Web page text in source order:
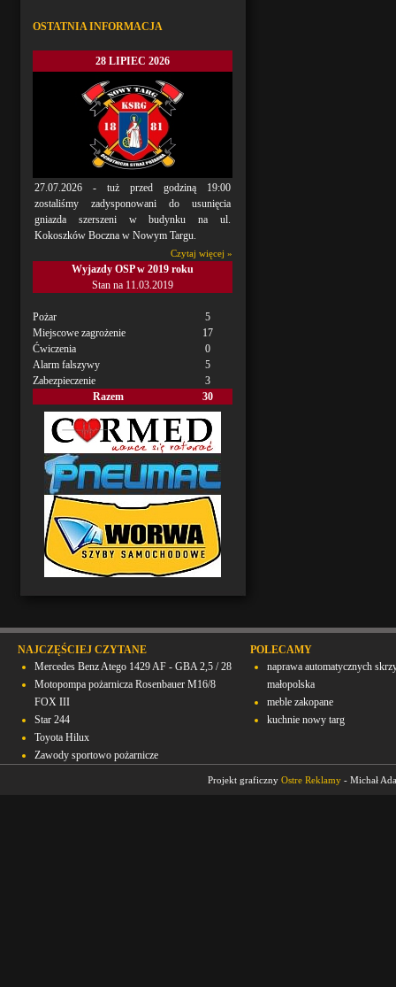
OSTATNIA INFORMACJA
28 LIPIEC 2026
27.07.2026 - tuż przed godziną 19:00
zostaliśmy zadysponowani do usunięcia
gniazda szerszeni w budynku na ul.
Kokoszków Boczna w Nowym Targu.
Czytaj więcej »
Wyjazdy OSP w 2019 roku
Stan na 11.03.2019
Pożar
5
Miejscowe zagrożenie
17
Ćwiczenia
0
Alarm falszywy
5
Zabezpieczenie
3
Razem
30
NAJCZĘŚCIEJ CZYTANE
Mercedes Benz Atego 1429 AF - GBA 2,5 / 28
Motopompa pożarnicza Rosenbauer M16/8
FOX III
Star 244
Toyota Hilux
Zawody sportowo pożarnicze
POLECAMY
naprawa automatycznych
małopolska
meble zakopane
kuchnie nowy targ
Projekt graficzny Ostre Reklamy- Michał